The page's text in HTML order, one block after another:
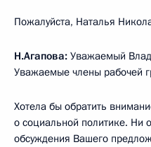
Пожалуйста, Наталья
Н.Агапова: Уважаемый
Уважаемые члены рабочей
Хотела бы обратить
о социальной политике. Ни
обсуждения Вашего